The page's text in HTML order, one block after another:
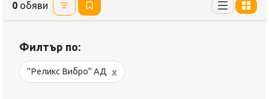
0 обяви
Филтър по:
"Реликс Вибро" АД x